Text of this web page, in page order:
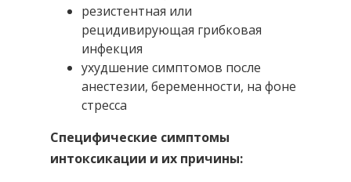
резистентная или
рецидивирующая грибковая
инфекция
ухудшение симптомов после
анестезии, беременности, на фоне
стресса
Специфические симптомы
интоксикации и их причины: